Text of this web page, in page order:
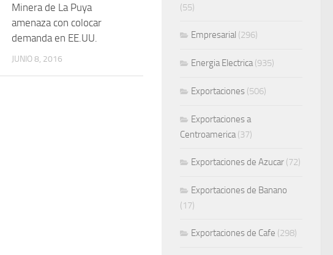
Minera de La Puya
amenaza con colocar
demanda en EE.UU.
JUNIO 8, 2016
(55)
Empresarial (296)
Energia Electrica(935)
Exportaciones (506)
Exportaciones a
Centroamerica(37)
Exportaciones de Azucar (72)
Exportaciones de Banano
(17)
Exportaciones de Cafe (298)